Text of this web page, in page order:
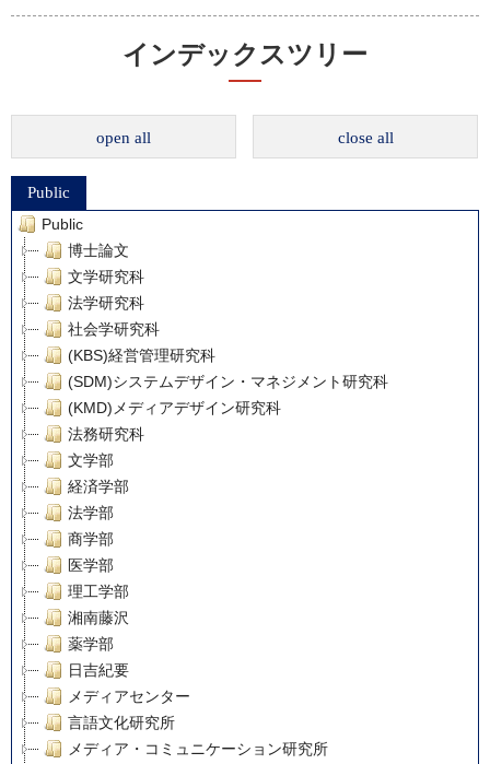
インデックスツリー
open all close all
Public
Public
博士論文
文学研究科
法学研究科
社会学研究科
(KBS)経営管理研究科
(SDM)システムデザイン・マネジメント研究科
(KMD)メディアデザイン研究科
法務研究科
文学部
経済学部
法学部
商学部
医学部
理工学部
湘南藤沢
薬学部
日吉紀要
メディアセンター
言語文化研究所
メディア・コミュニケーション研究所